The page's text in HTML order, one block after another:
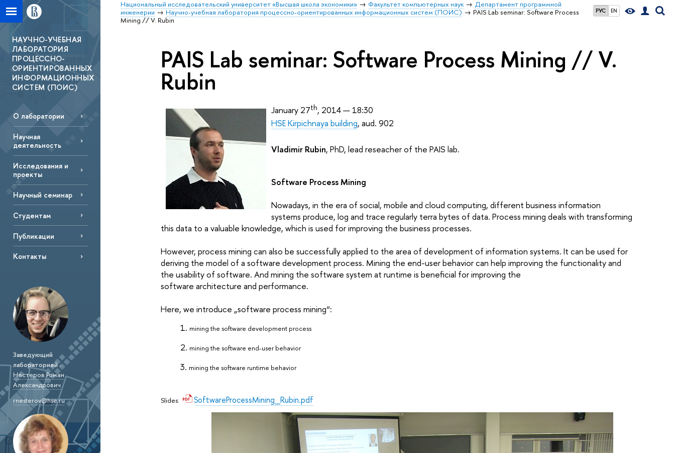
РУС EN
Национальный исследовательский университет «Высшая школа экономики» Факультет компьютерных наук
Департамент программной
инженерии
Научно-учебная лаборатория процессно-ориентированных информационных систем (ПОИС)
PAIS Lab seminar: Software Process
Mining // V. Rubin
НАУЧНО-УЧЕБНАЯ
ЛАБОРАТОРИЯ
ПРОЦЕССНО-
ОРИЕНТИРОВАННЫХ
ИНФОРМАЦИОННЫХ
СИСТЕМ (ПОИС)
О лаборатории
Научная
деятельность
Исследования и
проекты
Научный семинар
Студентам
Публикации
Контакты
Заведующий
лабораторией-
Нестеров Роман
Александрович
rnesterov@hse.ru
PAIS Lab seminar: Software Process Mining // V.
Rubin
January 27th, 2014 — 18:30
HSE Kirpichnaya building, aud. 902
Vladimir Rubin, PhD, lead reseacher of the PAIS lab.
Software Process Mining
Nowadays, in the era of social, mobile and cloud computing, different business information
systems produce, log and trace regularly terra bytes of data. Process mining deals with transforming
this data to a valuable knowledge, which is used for improving the business processes.
However, process mining can also be successfully applied to the area of development of information systems. It can be used for
deriving the model of a software development process. Mining the end-user behavior can help improving the functionality and
the usability of software. And mining the software system at runtime is beneficial for improving the
software architecture and performance.
Here, we introduce „software process mining“:
mining the software development process
mining the software end-user behavior
mining the software runtime behavior
Slides: SoftwareProcessMining_Rubin.pdf